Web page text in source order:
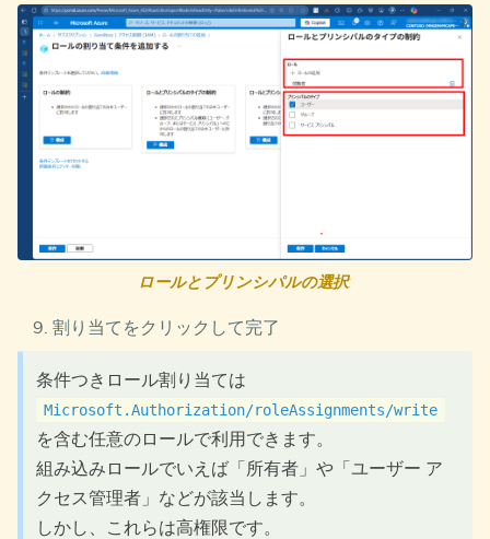
ロールとプリンシパルの選択:
割り当てをクリックして完了
条件つきロール割り当ては
Microsoft.Authorization/roleAssignments/write
を含む任意のロールで利用できます。
組み込みロールでいえば「所有者」や「ユーザー ア
クセス管理者」などが該当します。
しかし、これらは高権限です。